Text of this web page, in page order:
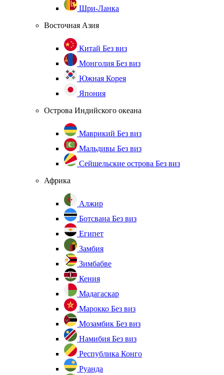
Шри-Ланка
Восточная Азия
Китай Без виз
Монголия Без виз
Южная Корея
Япония
Острова Индийского океана
Маврикий Без виз
Мальдивы Без виз
Сейшельские острова Без виз
Африка
Алжир
Ботсвана Без виз
Египет
Замбия
Зимбабве
Кения
Мадагаскар
Марокко Без виз
Мозамбик Без виз
Намибия Без виз
Республика Конго
Руанда